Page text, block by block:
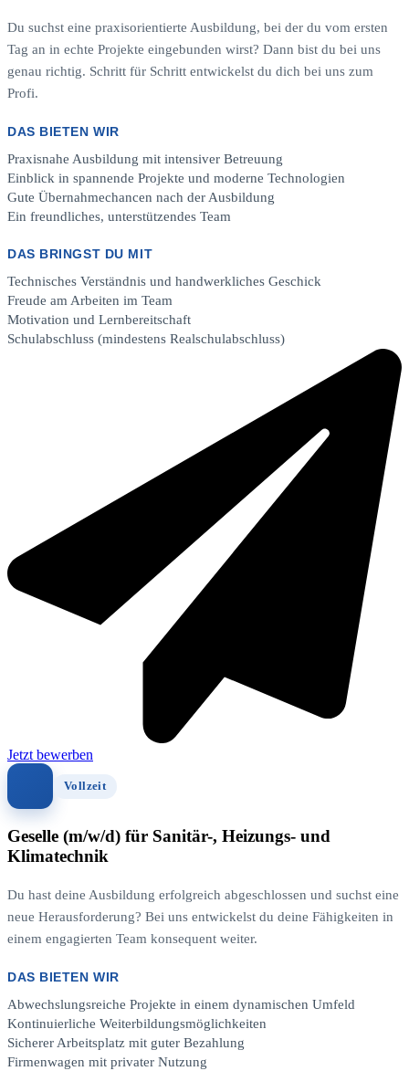
Du suchst eine praxisorientierte Ausbildung, bei der du vom ersten
Tag an in echte Projekte eingebunden wirst? Dann bist du bei uns
genau richtig. Schritt für Schritt entwickelst du dich bei uns zum
Profi.
DAS BIETEN WIR
Praxisnahe Ausbildung mit intensiver Betreuung
Einblick in spannende Projekte und moderne Technologien
Gute Übernahmechancen nach der Ausbildung
Ein freundliches, unterstützendes Team
DAS BRINGST DU MIT
Technisches Verständnis und handwerkliches Geschick
Freude am Arbeiten im Team
Motivation und Lernbereitschaft
Schulabschluss (mindestens Realschulabschluss)
Jetzt bewerben
Vollzeit
Geselle (m/w/d) für Sanitär-, Heizungs- und
Klimatechnik
Du hast deine Ausbildung erfolgreich abgeschlossen und suchst eine
neue Herausforderung? Bei uns entwickelst du deine Fähigkeiten in
einem engagierten Team konsequent weiter.
DAS BIETEN WIR
Abwechslungsreiche Projekte in einem dynamischen Umfeld
Kontinuierliche Weiterbildungsmöglichkeiten
Sicherer Arbeitsplatz mit guter Bezahlung
Firmenwagen mit privater Nutzung